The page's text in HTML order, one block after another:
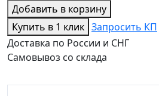
Добавить в корзину
Купить в 1 клик Запросить КП
Доставка по России и СНГ
Самовывоз со склада